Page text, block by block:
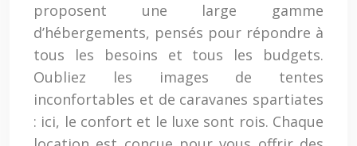
proposent une large gamme
d’hébergements, pensés pour répondre à
tous les besoins et tous les budgets.
Oubliez les images de tentes
inconfortables et de caravanes spartiates
: ici, le confort et le luxe sont rois. Chaque